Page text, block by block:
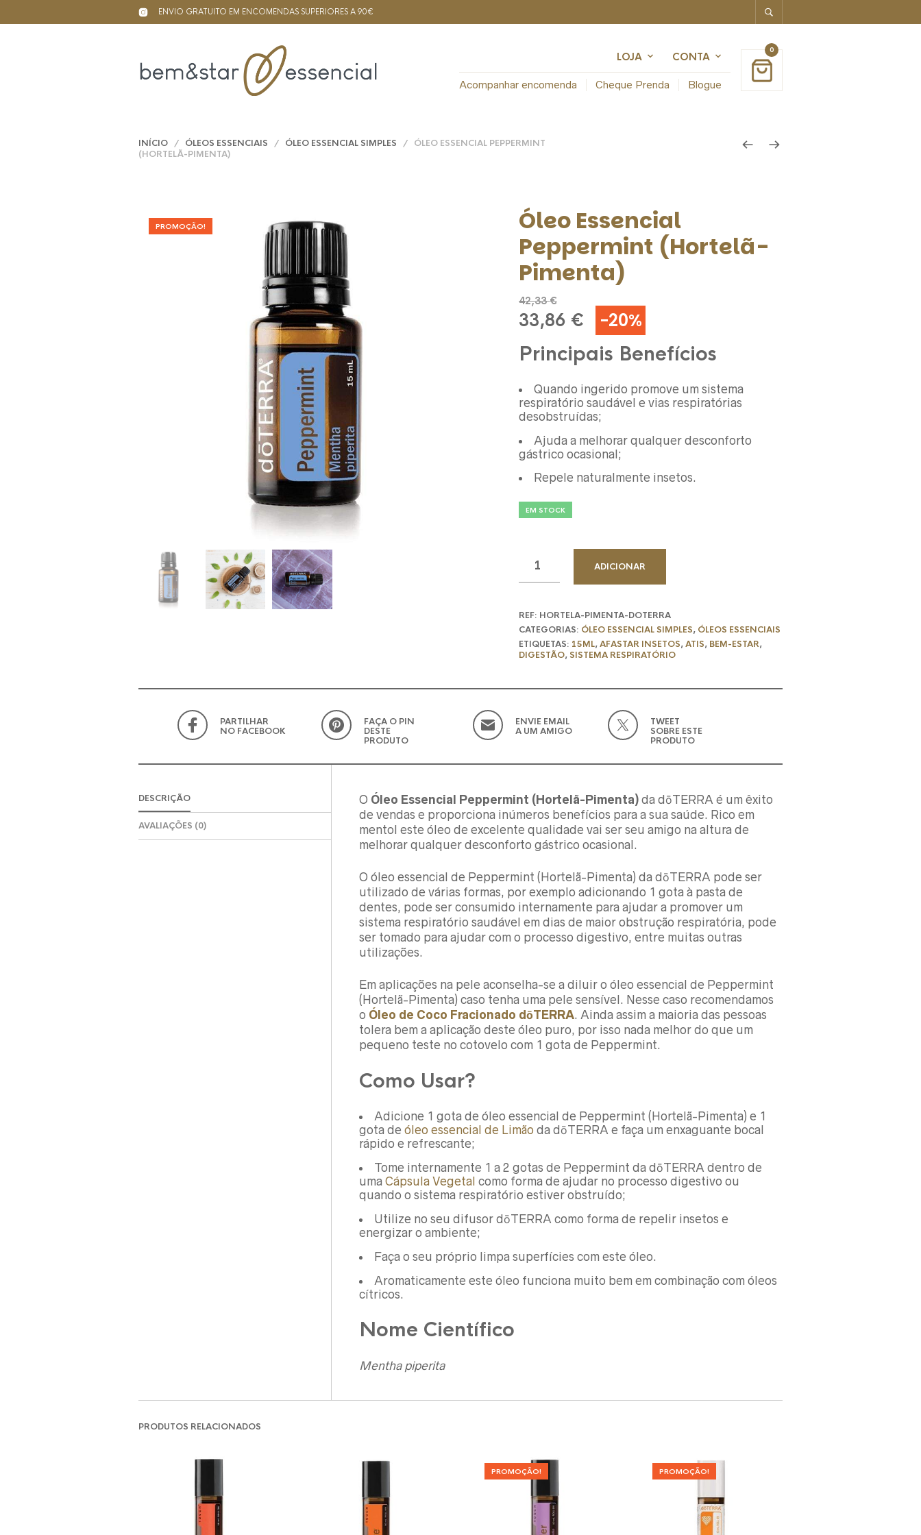
ENVIO GRATUITO EM ENCOMENDAS SUPERIORES A 90€
LOJA CONTA
Acompanhar encomenda Cheque Prenda Blogue
0
INÍCIO / ÓLEOS ESSENCIAIS / ÓLEO ESSENCIAL SIMPLES / ÓLEO ESSENCIAL PEPPERMINT
(HORTELÃ-PIMENTA)
PROMOÇÃO!
Óleo Essencial
Peppermint (Hortelã-
Pimenta)
42,33€
O
original
42,33 €.
33,86 €O
preço
atual
33,86 €.
-20%
Principais Benefícios
Quando ingerido promove um sistema
respiratório saudável e vias respiratórias
desobstruídas;
Ajuda a melhorar qualquer desconforto
gástrico ocasional;
Repele naturalmente insetos.
EM STOCK
ADICIONAR
REF: HORTELA-PIMENTA-DOTERRA
CATEGORIAS: ÓLEO ESSENCIAL SIMPLES, ÓLEOS ESSENCIAIS
ETIQUETAS: 15ML,AFASTAR INSETOS,ATIS, BEM-ESTAR,
DIGESTÃO,SISTEMA RESPIRATÓRIO
PARTILHAR
NO FACEBOOK
FAÇA O PIN
DESTE
PRODUTO
ENVIE EMAIL
A UM AMIGO
TWEET
SOBRE ESTE
PRODUTO
DESCRIÇÃO
AVALIAÇÕES (0)
O Óleo Essencial Peppermint (Hortelã-Pimenta) da dōTERRA é um êxito
de vendas e proporciona inúmeros benefícios para a sua saúde. Rico em
mentol este óleo de excelente qualidade vai ser seu amigo na altura de
melhorar qualquer desconforto gástrico ocasional.
O óleo essencial de Peppermint (Hortelã-Pimenta) da dōTERRA pode ser
utilizado de várias formas, por exemplo adicionando 1 gota à pasta de
dentes, pode ser consumido internamente para ajudar a promover um
sistema respiratório saudável em dias de maior obstrução respiratória, pode
ser tomado para ajudar com o processo digestivo, entre muitas outras
utilizações.
Em aplicações na pele aconselha-se a diluir o óleo essencial de Peppermint
(Hortelã-Pimenta) caso tenha uma pele sensível. Nesse caso recomendamos
o Óleo de Coco Fracionado dōTERRA. Ainda assim a maioria das pessoas
tolera bem a aplicação deste óleo puro, por isso nada melhor do que um
pequeno teste no cotovelo com 1 gota de Peppermint.
Como Usar?
Adicione 1 gota de óleo essencial de Peppermint (Hortelã-Pimenta) e 1
gota de óleo essencial de Limão da dōTERRA e faça um enxaguante bocal
rápido e refrescante;
Tome internamente 1 a 2 gotas de Peppermint da dōTERRA dentro de
uma Cápsula Vegetal como forma de ajudar no processo digestivo ou
quando o sistema respiratório estiver obstruído;
Utilize no seu difusor dōTERRA como forma de repelir insetos e
energizar o ambiente;
Faça o seu próprio limpa superfícies com este óleo.
Aromaticamente este óleo funciona muito bem em combinação com óleos
cítricos.
Nome Científico
Mentha piperita
PRODUTOS RELACIONADOS
PROMOÇÃO! PROMOÇÃO!